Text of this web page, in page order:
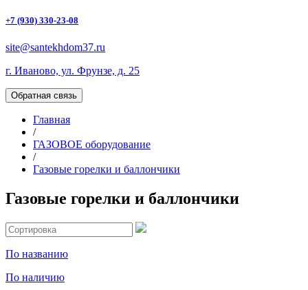
+7 (930) 330-23-08
site@santekhdom37.ru
г. Иваново, ул. Фрунзе, д. 25
Обратная связь
Главная
/
ГАЗОВОЕ оборудование
/
Газовые горелки и баллончики
Газовые горелки и баллончики
По названию
По наличию